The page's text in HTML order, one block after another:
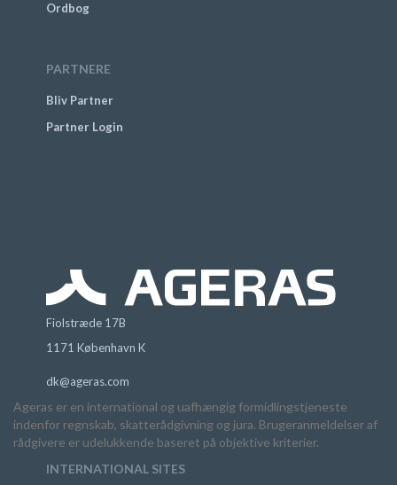
Ordbog
PARTNERE
Bliv Partner
Partner Login
Fiolstræde 17B
1171 København K
dk@ageras.com
Ageras er en international og uafhængig formidlingstjeneste
indenfor regnskab, skatterådgivning og jura. Brugeranmeldelser af
rådgivere er udelukkende baseret på objektive kriterier.
INTERNATIONAL SITES